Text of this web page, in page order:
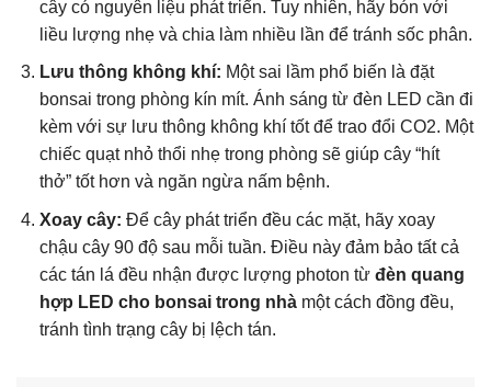
cây có nguyên liệu phát triển. Tuy nhiên, hãy bón với
liều lượng nhẹ và chia làm nhiều lần để tránh sốc phân.
Lưu thông không khí: Một sai lầm phổ biến là đặt
bonsai trong phòng kín mít. Ánh sáng từ đèn LED cần đi
kèm với sự lưu thông không khí tốt để trao đổi CO2. Một
chiếc quạt nhỏ thổi nhẹ trong phòng sẽ giúp cây “hít
thở” tốt hơn và ngăn ngừa nấm bệnh.
Xoay cây: Để cây phát triển đều các mặt, hãy xoay
chậu cây 90 độ sau mỗi tuần. Điều này đảm bảo tất cả
các tán lá đều nhận được lượng photon từ đèn quang
hợp LED cho bonsai trong nhàmột cách đồng đều,
tránh tình trạng cây bị lệch tán.